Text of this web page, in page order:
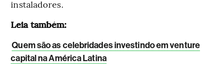
instaladores.
Leia também:
Quem são as celebridades investindo em venture
capital na América Latina